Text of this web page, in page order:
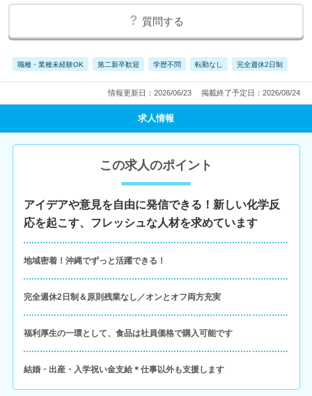
質問する
職種・業種未経験OK 第二新卒歓迎 学歴不問 転勤なし 完全週休2日制
情報更新日：2026/06/23 掲載終了予定日：2026/08/24
求人情報
この求人のポイント
アイデアや意見を自由に発信できる！新しい化学反
応を起こす、フレッシュな人材を求めています
地域密着！沖縄でずっと活躍できる！
完全週休2日制＆原則残業なし／オンとオフ両方充実
福利厚生の一環として、食品は社員価格で購入可能です
結婚・出産・入学祝い金支給＊仕事以外も支援します